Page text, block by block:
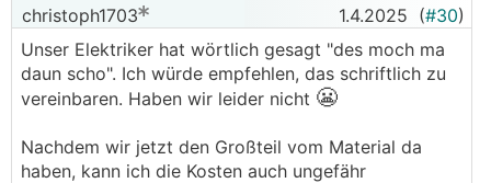
christoph1703 1.4.2025 (#30)
Unser Elektriker hat wörtlich gesagt "des moch ma
daun scho". Ich würde empfehlen, das schriftlich zu
vereinbaren. Haben wir leider nicht 😬
Nachdem wir jetzt den Großteil vom Material da
haben, kann ich die Kosten auch ungefähr